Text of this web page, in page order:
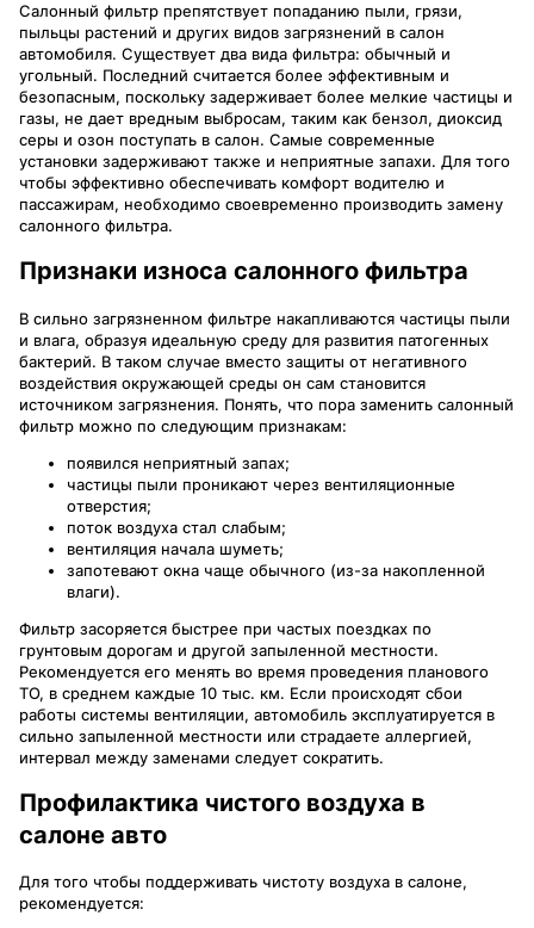
Салонный фильтр препятствует попаданию пыли, грязи,
пыльцы растений и других видов загрязнений в салон
автомобиля. Существует два вида фильтра: обычный и
угольный. Последний считается более эффективным и
безопасным, поскольку задерживает более мелкие частицы и
газы, не дает вредным выбросам, таким как бензол, диоксид
серы и озон поступать в салон. Самые современные
установки задерживают также и неприятные запахи. Для того
чтобы эффективно обеспечивать комфорт водителю и
пассажирам, необходимо своевременно производить замену
салонного фильтра.
Признаки износа салонного фильтра
В сильно загрязненном фильтре накапливаются частицы пыли
и влага, образуя идеальную среду для развития патогенных
бактерий. В таком случае вместо защиты от негативного
воздействия окружающей среды он сам становится
источником загрязнения. Понять, что пора заменить салонный
фильтр можно по следующим признакам:
появился неприятный запах;
частицы пыли проникают через вентиляционные
отверстия;
поток воздуха стал слабым;
вентиляция начала шуметь;
запотевают окна чаще обычного (из-за накопленной
влаги).
Фильтр засоряется быстрее при частых поездках по
грунтовым дорогам и другой запыленной местности.
Рекомендуется его менять во время проведения планового
ТО, в среднем каждые 10 тыс. км. Если происходят сбои
работы системы вентиляции, автомобиль эксплуатируется в
сильно запыленной местности или страдаете аллергией,
интервал между заменами следует сократить.
Профилактика чистого воздуха в
салоне авто
Для того чтобы поддерживать чистоту воздуха в салоне,
рекомендуется: